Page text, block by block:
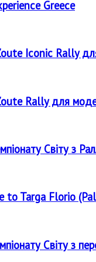
Greece
Iconic Rally
Rally для
Світу з
to Targa Florio
Світу з